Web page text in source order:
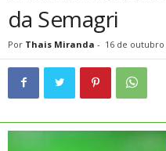
da Semagri
Por Thais Miranda - 16 de outubro